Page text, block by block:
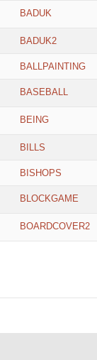
BADUK
BADUK2
BALLPAINTING
BASEBALL
BEING
BILLS
BISHOPS
BLOCKGAME
BOARDCOVER2